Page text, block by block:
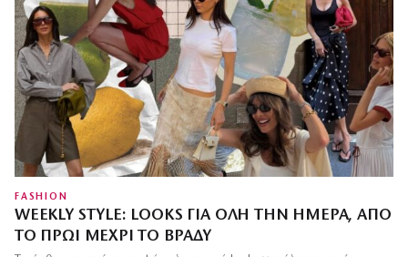
FASHION
WEEKLY STYLE: LOOKS ΓΙΑ ΌΛΗ ΤΗΝ ΗΜΈΡΑ, ΑΠΌ
ΤΟ ΠΡΩΊ ΜΈΧΡΙ ΤΟ ΒΡΆΔΥ